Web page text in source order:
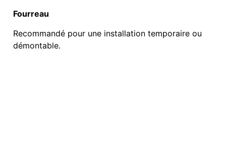
Fourreau
Recommandé pour une installation temporaire ou
démontable.